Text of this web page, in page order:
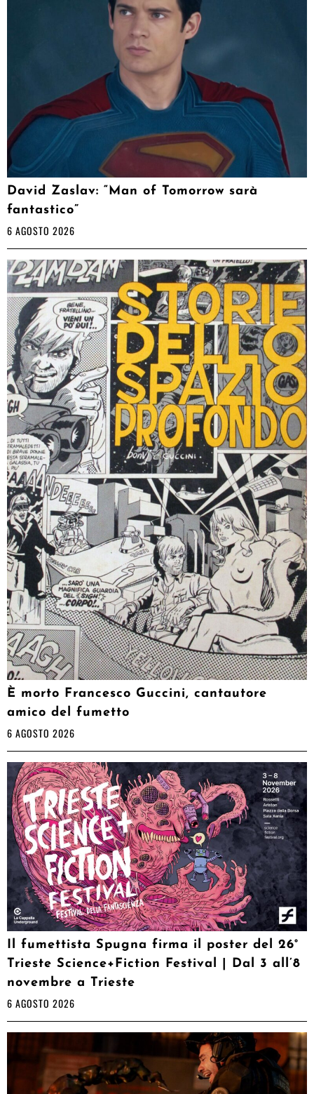
David Zaslav: “Man of Tomorrow sarà
fantastico”
6 AGOSTO 2026
È morto Francesco Guccini, cantautore
amico del fumetto
6 AGOSTO 2026
Il fumettista Spugna firma il poster del 26°
Trieste Science+Fiction Festival | Dal 3 all’8
novembre a Trieste
6 AGOSTO 2026